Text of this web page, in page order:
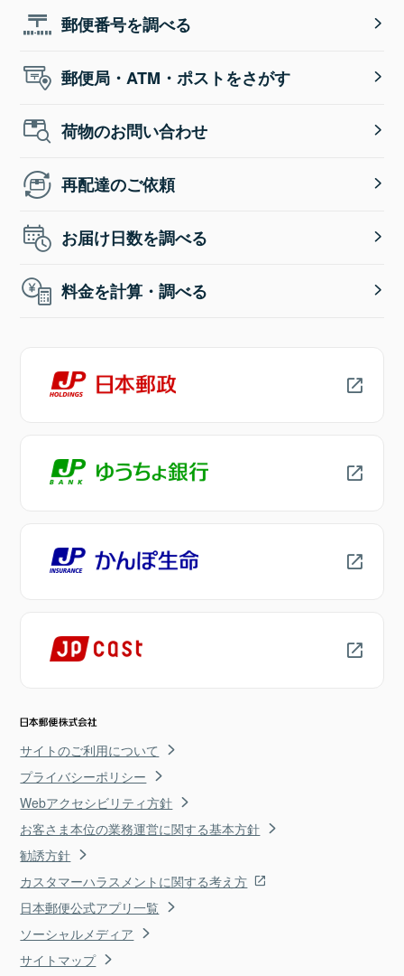
郵便番号を調べる
郵便局・ATM・ポストをさがす
荷物のお問い合わせ
再配達のご依頼
お届け日数を調べる
料金を計算・調べる
サイトのご利用について
プライバシーポリシー
Webアクセシビリティ方針
お客さま本位の業務運営に関する基本方針
勧誘方針
カスタマーハラスメントに関する考え方
日本郵便公式アプリ一覧
ソーシャルメディア
サイトマップ